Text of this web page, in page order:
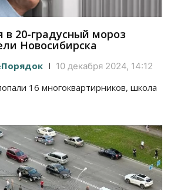
в 20-градусный мороз
Новосибирска
10 декабря 2024, 14:12
16 многоквартирников, школа